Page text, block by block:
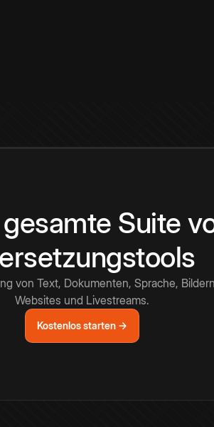
Suite
von Text, Dokumenten, Sprache,
Websites und Livestreams.
Kostenlos starten →